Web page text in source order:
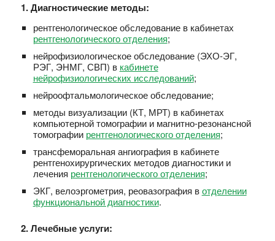
1. Диагностические методы:
рентгенологическое обследование в кабинетах
рентгенологического отделения;
нейрофизиологическое обследование (ЭХО-ЭГ,
РЭГ, ЭНМГ, СВП) в кабинете
нейрофизиологических исследований;
нейроофтальмологическое обследование;
методы визуализации (КТ, МРТ) в кабинетах
компьютерной томографии и магнитно-резонансной
томографии рентгенологического отделения;
трансфеморальная ангиография в кабинете
рентгенохирургических методов диагностики и
лечения рентгенологического отделения;
ЭКГ, велоэргометрия, реовазография вотделении
функциональной диагностики.
2. Лечебные услуги: